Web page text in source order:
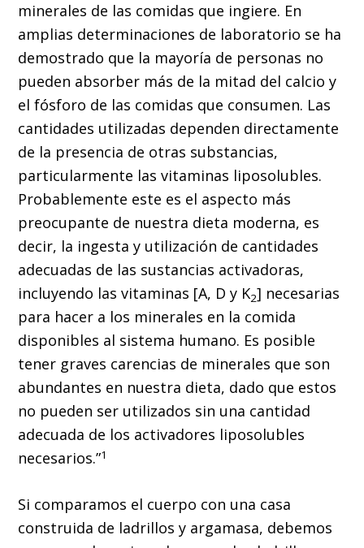
minerales de las comidas que ingiere. En
amplias determinaciones de laboratorio se ha
demostrado que la mayoría de personas no
pueden absorber más de la mitad del calcio y
el fósforo de las comidas que consumen. Las
cantidades utilizadas dependen directamente
de la presencia de otras substancias,
particularmente las vitaminas liposolubles.
Probablemente este es el aspecto más
preocupante de nuestra dieta moderna, es
decir, la ingesta y utilización de cantidades
adecuadas de las sustancias activadoras,
incluyendo las vitaminas [A, D y K2] necesarias
para hacer a los minerales en la comida
disponibles al sistema humano. Es posible
tener graves carencias de minerales que son
abundantes en nuestra dieta, dado que estos
no pueden ser utilizados sin una cantidad
adecuada de los activadores liposolubles
necesarios.”1
Si comparamos el cuerpo con una casa
construida de ladrillos y argamasa, debemos